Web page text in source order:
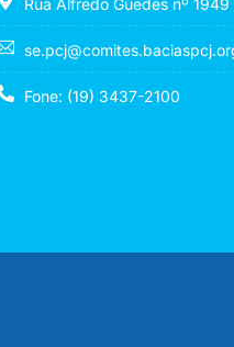
Fone: (19) 3437-2100